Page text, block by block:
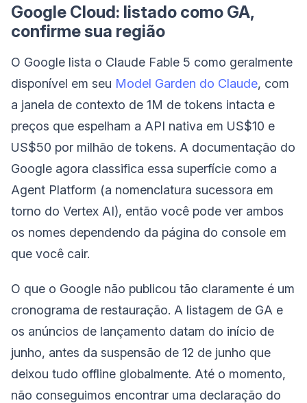
Google Cloud: listado como GA,
confirme sua região
O Google lista o Claude Fable 5 como geralmente
disponível em seu Model Garden do Claude, com
a janela de contexto de 1M de tokens intacta e
preços que espelham a API nativa em US$10 e
US$50 por milhão de tokens. A documentação do
Google agora classifica essa superfície como a
Agent Platform (a nomenclatura sucessora em
torno do Vertex AI), então você pode ver ambos
os nomes dependendo da página do console em
que você cair.
O que o Google não publicou tão claramente é um
cronograma de restauração. A listagem de GA e
os anúncios de lançamento datam do início de
junho, antes da suspensão de 12 de junho que
deixou tudo offline globalmente. Até o momento,
não conseguimos encontrar uma declaração do